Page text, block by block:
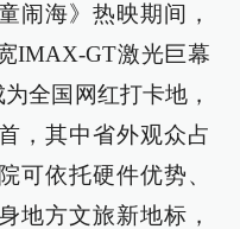
闹海》热映期间，
IMAX-GT激光巨幕
全国网红打卡地，
，其中省外观众占
可依托硬件优势、
地方文旅新地标，